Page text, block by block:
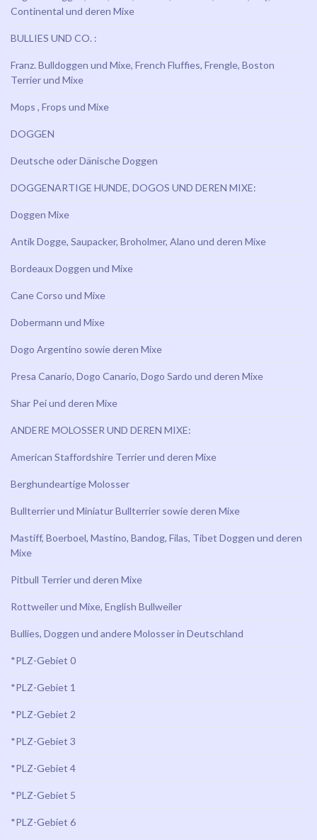
Continental und deren Mixe
BULLIES UND CO. :
Franz. Bulldoggen und Mixe, French Fluffies, Frengle, Boston
Terrier und Mixe
Mops , Frops und Mixe
DOGGEN
Deutsche oder Dänische Doggen
DOGGENARTIGE HUNDE, DOGOS UND DEREN MIXE:
Doggen Mixe
Antik Dogge, Saupacker, Broholmer, Alano und deren Mixe
Bordeaux Doggen und Mixe
Cane Corso und Mixe
Dobermann und Mixe
Dogo Argentino sowie deren Mixe
Presa Canario, Dogo Canario, Dogo Sardo und deren Mixe
Shar Pei und deren Mixe
ANDERE MOLOSSER UND DEREN MIXE:
American Staffordshire Terrier und deren Mixe
Berghundeartige Molosser
Bullterrier und Miniatur Bullterrier sowie deren Mixe
Mastiff, Boerboel, Mastino, Bandog, Filas, Tibet Doggen und deren
Mixe
Pitbull Terrier und deren Mixe
Rottweiler und Mixe, English Bullweiler
Bullies, Doggen und andere Molosser in Deutschland
*PLZ-Gebiet 0
*PLZ-Gebiet 1
*PLZ-Gebiet 2
*PLZ-Gebiet 3
*PLZ-Gebiet 4
*PLZ-Gebiet 5
*PLZ-Gebiet 6